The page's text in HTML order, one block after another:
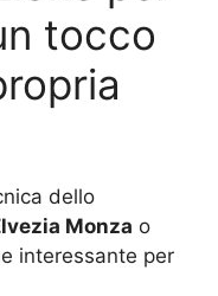
tocco
dello
Monza o
interessante per